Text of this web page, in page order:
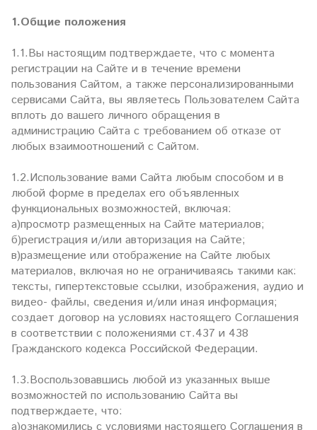
1.Общие положения
1.1.Вы настоящим подтверждаете, что с момента
регистрации на Сайте и в течение времени
пользования Сайтом, а также персонализированными
сервисами Сайта, вы являетесь Пользователем Сайта
вплоть до вашего личного обращения в
администрацию Сайта с требованием об отказе от
любых взаимоотношений с Сайтом.
1.2.Использование вами Сайта любым способом и в
любой форме в пределах его объявленных
функциональных возможностей, включая:
а)просмотр размещенных на Сайте материалов;
б)регистрация и/или авторизация на Сайте;
в)размещение или отображение на Сайте любых
материалов, включая но не ограничиваясь такими как:
тексты, гипертекстовые ссылки, изображения, аудио и
видео- файлы, сведения и/или иная информация;
создает договор на условиях настоящего Соглашения
в соответствии с положениями ст.437 и 438
Гражданского кодекса Российской Федерации.
1.3.Воспользовавшись любой из указанных выше
возможностей по использованию Сайта вы
подтверждаете, что:
а)ознакомились с условиями настоящего Соглашения в